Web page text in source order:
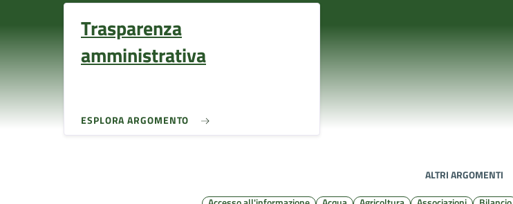
Trasparenza
amministrativa
ESPLORA ARGOMENTO
ALTRI ARGOMENTI